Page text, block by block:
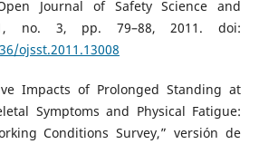
Journal of Safety Science and
no. 3, pp. 79–88, 2011. doi:
ojsst.2011.13008
Impacts of Prolonged Standing at
Symptoms and Physical Fatigue:
Conditions Survey,” versión de